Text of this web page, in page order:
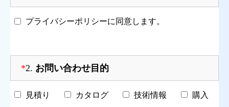
プライバシーポリシーに同意します。
*2. お問い合わせ目的
見積り カタログ 技術情報
購入